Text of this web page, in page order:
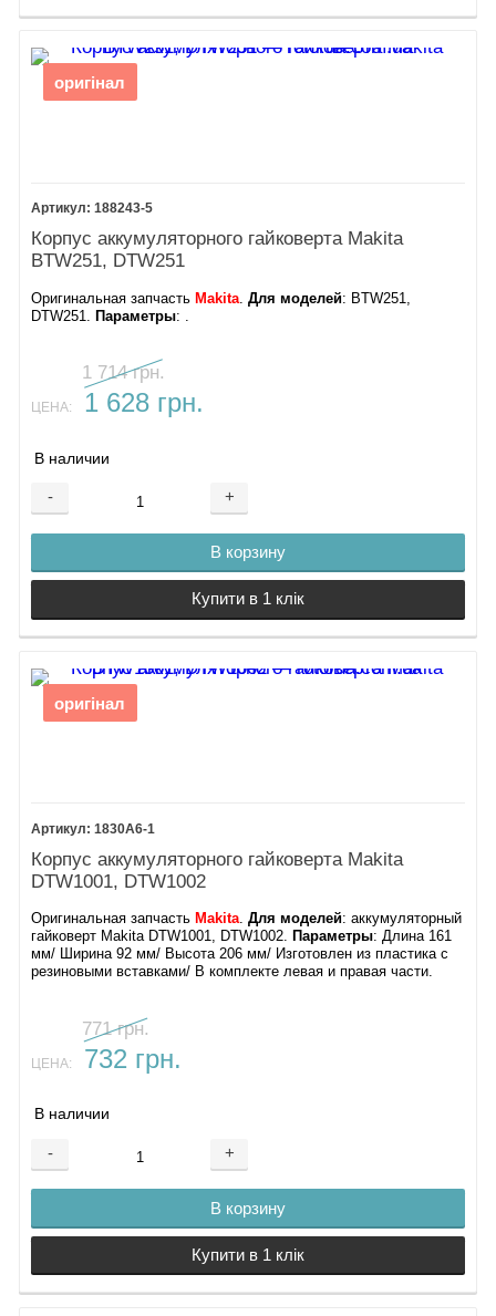
оригінал
188243-5
Корпус аккумуляторного гайковерта Makita
BTW251, DTW251
Оригинальная запчасть Makita .Для моделей: BTW251,
DTW251.
Параметры: .
1 714 грн.
ЦЕНА: 1 628 грн.
В наличии
- +
В корзину
Купити в 1 клік
оригінал
1830A6-1
Корпус аккумуляторного гайковерта Makita
DTW1001, DTW1002
Оригинальная запчасть Makita.Для моделей: аккумуляторный
гайковерт Makita DTW1001, DTW1002. Параметры: Длина 161
мм/ Ширина 92 мм/ Высота 206 мм/ Изготовлен из пластика с
резиновыми вставками/ В комплекте левая и правая части.
771 грн.
ЦЕНА: 732 грн.
В наличии
- +
В корзину
Купити в 1 клік